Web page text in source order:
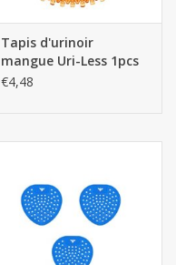
Tapis d'urinoir
mangue Uri-Less 1pcs
€4,48